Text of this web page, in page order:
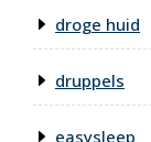
droge huid
druppels
easysleep